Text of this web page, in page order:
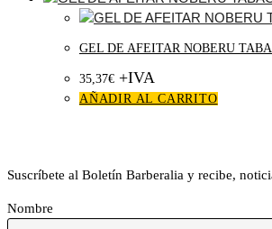
Suscríbete al Boletín Barberalia y recibe,
Nombre
GEL DE AFEITAR NOBERU
35,37€ +IVA
AÑADIR AL CARRITO